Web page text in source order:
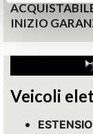
INIZIO
Veicoli